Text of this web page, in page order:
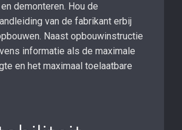
demonteren. Hou de
van de fabrikant erbij
Naast opbouwinstructie
informatie als de maximale
en het maximaal toelaatbare